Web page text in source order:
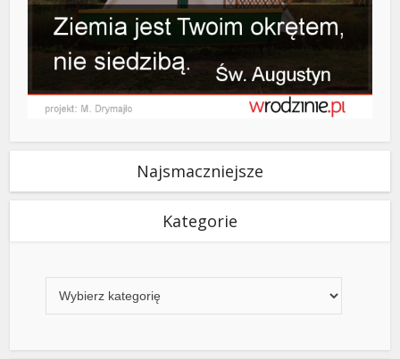
Najsmaczniejsze
Kategorie